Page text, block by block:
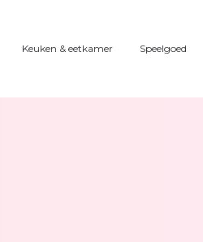
Keuken & eetkamer Speelgoed